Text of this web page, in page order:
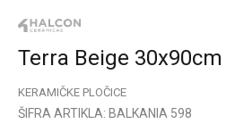
Terra Beige 30x90cm
KERAMIČKE PLOČICE
ŠIFRA ARTIKLA: BALKANIA 598